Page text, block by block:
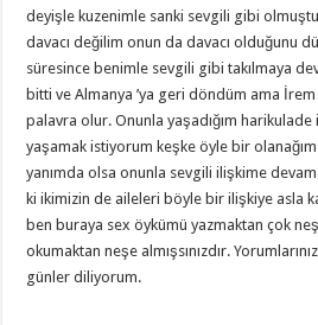
deyişle kuzenimle sanki sevgili gibi
davacı değilim onun da davacı olduğunu
süresince benimle sevgili gibi takılmaya
bitti ve Almanya ’ya geri döndüm ama
palavra olur. Onunla yaşadığım
yaşamak istiyorum keşke öyle bir olanağım
yanımda olsa onunla sevgili ilişkime
ki ikimizin de aileleri böyle bir ilişkiye asla
ben buraya sex öykümü yazmaktan çok
okumaktan neşe almışsınızdır.
günler diliyorum.